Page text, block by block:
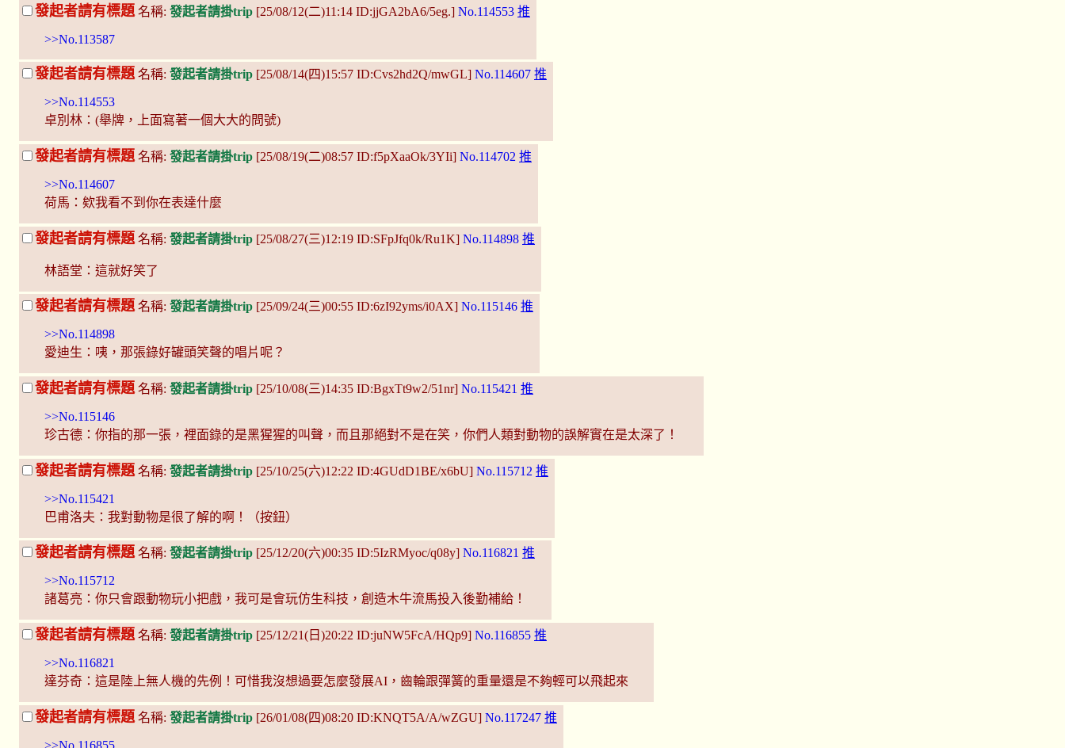
發起者請有標題 名稱: 發起者請掛trip [25/08/12(二)11:14 ID:jjGA2bA6/5eg.] No.114553 推
>>No.113587
發起者請有標題 名稱: 發起者請掛trip [25/08/14(四)15:57 ID:Cvs2hd2Q/mwGL] No.114607 推
>>No.114553
卓別林：(舉牌，上面寫著一個大大的問號)
發起者請有標題 名稱: 發起者請掛trip [25/08/19(二)08:57 ID:f5pXaaOk/3YIi] No.114702 推
>>No.114607
荷馬：欸我看不到你在表達什麼
發起者請有標題 名稱: 發起者請掛trip [25/08/27(三)12:19 ID:SFpJfq0k/Ru1K] No.114898 推
林語堂：這就好笑了
發起者請有標題 名稱: 發起者請掛trip [25/09/24(三)00:55 ID:6zI92yms/i0AX] No.115146 推
>>No.114898
愛迪生：咦，那張錄好罐頭笑聲的唱片呢？
發起者請有標題 名稱: 發起者請掛trip [25/10/08(三)14:35 ID:BgxTt9w2/51nr] No.115421 推
>>No.115146
珍古德：你指的那一張，裡面錄的是黑猩猩的叫聲，而且那絕對不是在笑，你們人類對動物的誤解實在是太深了！
發起者請有標題 名稱: 發起者請掛trip [25/10/25(六)12:22 ID:4GUdD1BE/x6bU] No.115712 推
>>No.115421
巴甫洛夫：我對動物是很了解的啊！（按鈕）
發起者請有標題 名稱: 發起者請掛trip [25/12/20(六)00:35 ID:5IzRMyoc/q08y] No.116821 推
>>No.115712
諸葛亮：你只會跟動物玩小把戲，我可是會玩仿生科技，創造木牛流馬投入後勤補給！
發起者請有標題 名稱: 發起者請掛trip [25/12/21(日)20:22 ID:juNW5FcA/HQp9] No.116855 推
>>No.116821
達芬奇：這是陸上無人機的先例！可惜我沒想過要怎麼發展AI，齒輪跟彈簧的重量還是不夠輕可以飛起來
發起者請有標題 名稱: 發起者請掛trip [26/01/08(四)08:20 ID:KNQT5A/A/wZGU] No.117247 推
>>No.116855